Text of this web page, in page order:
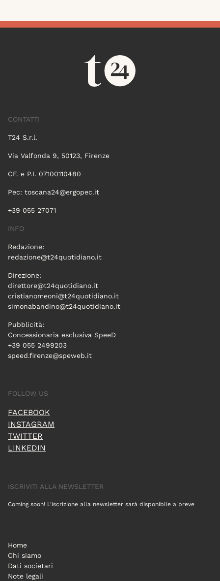
CONTATTI
T24 S.r.l.
Via Valfonda 9, 50123, Firenze
CF. e P.I. 07100110480
Pec: toscana24@ergopec.it
+39 055 27071
INFO
Redazione:
redazione@t24quotidiano.it
Direzione:
direttore@t24quotidiano.it
cristianomeoni@t24quotidiano.it
simonabandino@t24quotidiano.it
Pubblicità:
Concessionaria esclusiva SpeeD
+39 055 2499203
speed.firenze@speweb.it
FOLLOW US
FACEBOOK
INSTAGRAM
TWITTER
LINKEDIN
ISCRIVITI ALLA NEWSLETTER
Coming soon! L'iscrizione alla newsletter sarà disponibile a breve
Home
Chi siamo
Dati societari
Note legali